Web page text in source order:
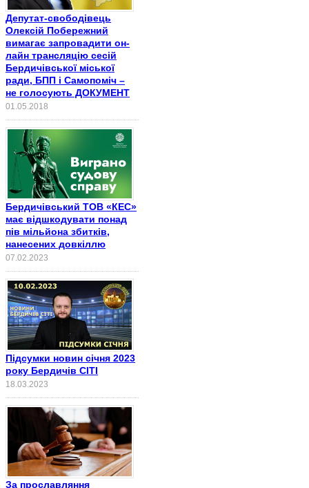
Депутат-свободівець
Олексій Побережний
вимагає запровадити он-
лайн трансляцію сесій
Бердичівської міської
ради, БПП і Самопоміч –
не голосують ДОКУМЕНТ
01.05.2018
Бердичівський ТОВ «КЕС»
має відшкодувати понад
пів мільйона збитків,
нанесених довкіллю
07.02.2023
Підсумки новин січня 2023
року Бердичів СІТІ
18.03.2023
За прославляння